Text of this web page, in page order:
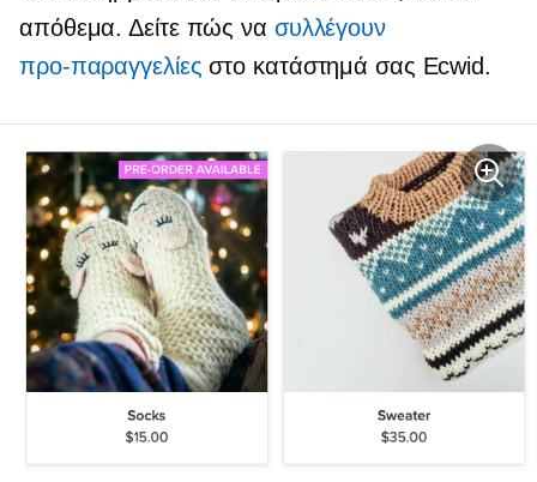
απόθεμα. Δείτε πώς να συλλέγουν
προ-παραγγελίες στο κατάστημά σας Ecwid.